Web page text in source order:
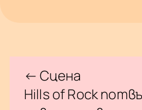
← Сцена
Hills of Rock